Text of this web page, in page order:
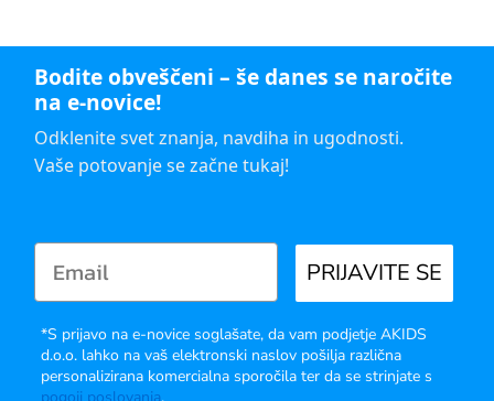
Bodite obveščeni – še danes se naročite
na e-novice!
Odklenite svet znanja, navdiha in ugodnosti.
Vaše potovanje se začne tukaj!
PRIJAVITE SE
*S prijavo na e-novice soglašate, da vam podjetje AKIDS
d.o.o. lahko na vaš elektronski naslov pošilja različna
personalizirana komercialna sporočila ter da se strinjate s